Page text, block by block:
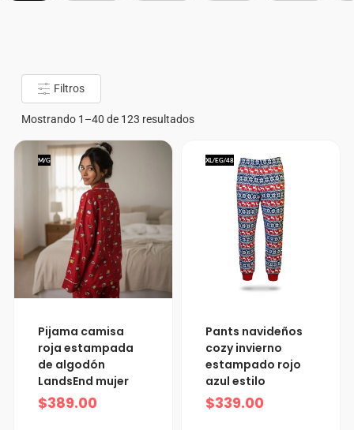
Filtros
Mostrando 1–40 de 123 resultados
M/G
Pijama camisa
roja estampada
de algodón
LandsEnd mujer
$389.00
XL/EG/48
Pants navideños
cozy invierno
estampado rojo
azul estilo
$339.00